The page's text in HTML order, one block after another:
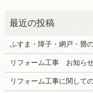
ふすま・障子・網戸・畳
リフォーム工事 お知らせ
リフォーム工事に関して